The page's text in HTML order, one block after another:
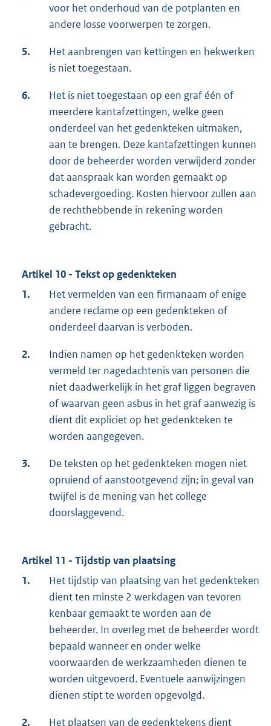
voor het onderhoud van de potplanten en
andere losse voorwerpen te zorgen.
5.
Het aanbrengen van kettingen en hekwerken
is niet toegestaan.
6.
Het is niet toegestaan op een graf één of
meerdere kantafzettingen, welke geen
onderdeel van het gedenkteken uitmaken,
aan te brengen. Deze kantafzettingen kunnen
door de beheerder worden verwijderd zonder
dat aanspraak kan worden gemaakt op
schadevergoeding. Kosten hiervoor zullen aan
de rechthebbende in rekening worden
gebracht.
Artikel 10 - Tekst op gedenkteken
1.
Het vermelden van een firmanaam of enige
andere reclame op een gedenkteken of
onderdeel daarvan is verboden.
2.
Indien namen op het gedenkteken worden
vermeld ter nagedachtenis van personen die
niet daadwerkelijk in het graf liggen begraven
of waarvan geen asbus in het graf aanwezig is
dient dit expliciet op het gedenkteken te
worden aangegeven.
3.
De teksten op het gedenkteken mogen niet
opruiend of aanstootgevend zijn; in geval van
twijfel is de mening van het college
doorslaggevend.
Artikel 11 - Tijdstip van plaatsing
1.
Het tijdstip van plaatsing van het gedenkteken
dient ten minste 2 werkdagen van tevoren
kenbaar gemaakt te worden aan de
beheerder. In overleg met de beheerder wordt
bepaald wanneer en onder welke
voorwaarden de werkzaamheden dienen te
worden uitgevoerd. Eventuele aanwijzingen
dienen stipt te worden opgevolgd.
2.
Het plaatsen van de gedenktekens dient